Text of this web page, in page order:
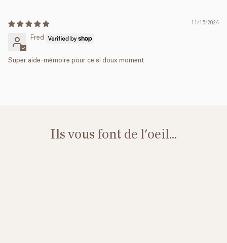
11/15/2024
Fred
Super aide-mémoire pour ce si doux moment
Ils vous font de l'oeil...